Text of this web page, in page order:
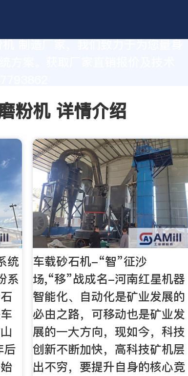
方案。获取厂家直销报价及技术
粉机 详情介绍
统
系
后
车载砂石机-“智”征沙
场,“移”战成名-河南红星机器
智能化、自动化是矿业发展的
必由之路，可移动也是矿业发
展的一大方向，现如今，科技
创新不断加快，高科技矿机层
出不穷，要提升自身的核心竞